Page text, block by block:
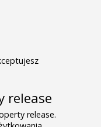
release
release.